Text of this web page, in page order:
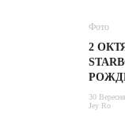
Фото
2
30
Jey Ro